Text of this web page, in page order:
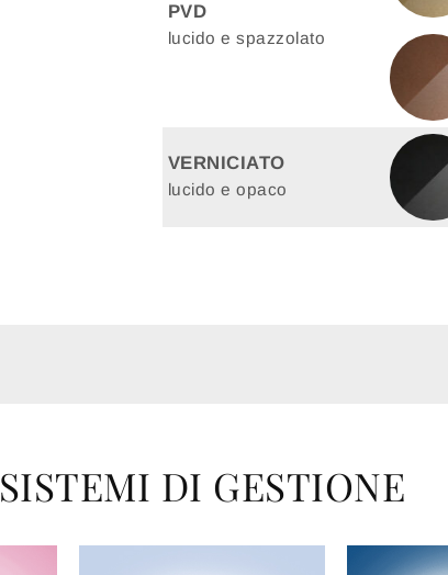
PVD
lucido e spazzolato
VERNICIATO
lucido e opaco
SISTEMI DI GESTIONE